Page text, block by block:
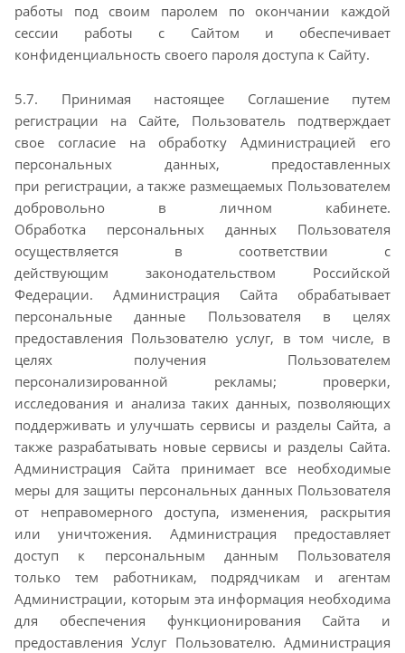
работы под своим паролем по окончании каждой
сессии работы с Сайтом и обеспечивает
конфиденциальность своего пароля доступа к Сайту.
5.7. Принимая настоящее Соглашение путем
регистрации на Сайте, Пользователь подтверждает
свое согласие на обработку Администрацией его
персональных данных, предоставленных
при регистрации, а также размещаемых Пользователем
добровольно в личном кабинете.
Обработка персональных данных Пользователя
осуществляется в соответствии с
действующим законодательством Российской
Федерации. Администрация Сайта обрабатывает
персональные данные Пользователя в целях
предоставления Пользователю услуг, в том числе, в
целях получения Пользователем
персонализированной рекламы; проверки,
исследования и анализа таких данных, позволяющих
поддерживать и улучшать сервисы и разделы Сайта, а
также разрабатывать новые сервисы и разделы Сайта.
Администрация Сайта принимает все необходимые
меры для защиты персональных данных Пользователя
от неправомерного доступа, изменения, раскрытия
илиуничтожения. Администрация предоставляет
доступ к персональным данным Пользователя
только тем работникам, подрядчикам и агентам
Администрации, которым эта информация необходима
для обеспечения функционирования Сайта и
предоставления Услуг Пользователю. Администрация